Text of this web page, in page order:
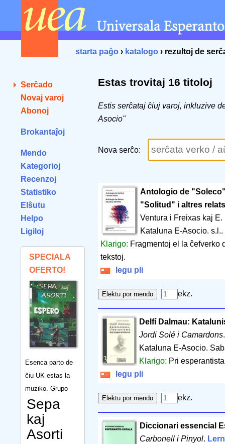
starta paĝo › katalogo › rezultoj de
Serĉado
Novaj varoj
Abonoj
Brokantaĵoj
Mendo
Kategorioj
Recenzoj
Statistiko
Elŝutu
Helpo
Ligiloj
SPECIALA
OFERTO!
Esenca parto de
ĉiu UK estas la
muziko. Grupo
Sepa
kaj
Asorti
Estas trovitaj 16 titoloj
Estis serĉataj ĉiuj varoj, inkluzive
Asocio"
Nova serĉo:
Antologio de
"Solitud" i altres relats
Ventura i Freixas kaj
Kataluna E-Asocio. s.l..
Klarigo: Fragmentoj el la ĉefverko
tekstoj.
legu pli
ekz.
Delfí Dalmau:
Jordi Solé i Camardons
Kataluna E-Asocio.
Klarigo: Pri
legu pli
ekz.
Diccionari essencial
Carbonell i Pinyol.